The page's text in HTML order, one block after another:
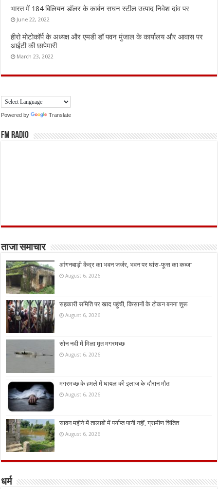
भारत में 184 बिलियन डॉलर के कार्बन सघन स्टील उत्पाद निवेश दांव पर
June 22, 2022
हीरो मोटोकॉर्प के अध्यक्ष और एमडी डॉ पवन मुंजाल के कार्यालय और आवास पर
आईटी की छापेमारी
March 23, 2022
Powered by Translate
FM Radio
ताजा समाचार
आंगनबाड़ी केंद्र का भवन जर्जर, भवन पर घांस-फूस का कब्जा
August 6, 2026
सहकारी समिति पर खाद पहुंची, किसानों के टोकन बनना शुरू
August 6, 2026
सोन नदी में मिला मृत मगरमच्छ
August 6, 2026
मगरमच्छ के हमले में घायल की इलाज के दौरान मौत
August 6, 2026
सावन महीने में तालाबों में पर्याप्त पानी नहीं, ग्रामीण चिंतित
August 6, 2026
धर्म